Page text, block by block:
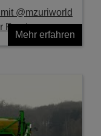
@mzuriworld
Praxis
Mehr erfahren